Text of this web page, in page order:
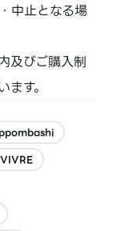
中止となる場
及びご購入制
す。